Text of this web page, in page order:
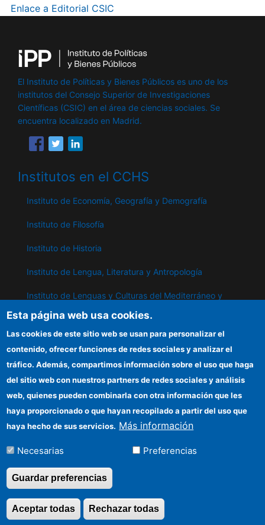
Enlace a Editorial CSIC
El Instituto de Políticas y Bienes Públicos es uno de los
institutos del Consejo Superior de Investigaciones
Científicas (CSIC) en el área de ciencias sociales. Se
encuentra localizado en Madrid.
Institutos en el CCHS
Instituto de Economía, Geografía y Demografía
Instituto de Filosofía
Instituto de Historia
Instituto de Lengua, Literatura y Antropología
Instituto de Lenguas y Culturas del Mediterráneo y
Instituto de Políticas y Bienes Públicos
IPP
Sede electrónica CSIC
Información para proveedores
Organismos financiadores
Cómo llegar
©Copyright 2026 Todos los derechos reservados
Esta página web usa cookies.
Las cookies de este sitio web se usan para personalizar el
contenido, ofrecer funciones de redes sociales y analizar el
tráfico. Además, compartimos información sobre el uso que haga
del sitio web con nuestros partners de redes sociales y análisis
web, quienes pueden combinarla con otra información que les
haya proporcionado o que hayan recopilado a partir del uso que
haya hecho de sus servicios. Más información
Necesarias Preferencias
Guardar preferencias
Rechazar todas
Aceptar todas